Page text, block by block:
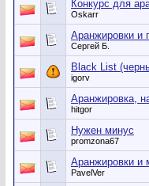
Конкурс для
Oskarr
Аранжировки и
Сергей Б.
Black List
igorv
Аранжировка,
hitgor
Нужен минус
promzona67
Аранжировки и
PavelVer